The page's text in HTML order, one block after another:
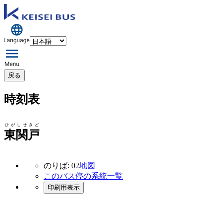
戻る
時刻表
東関戸
ひがしせきど
のりば: 02地図
このバス停の系統一覧
印刷用表示